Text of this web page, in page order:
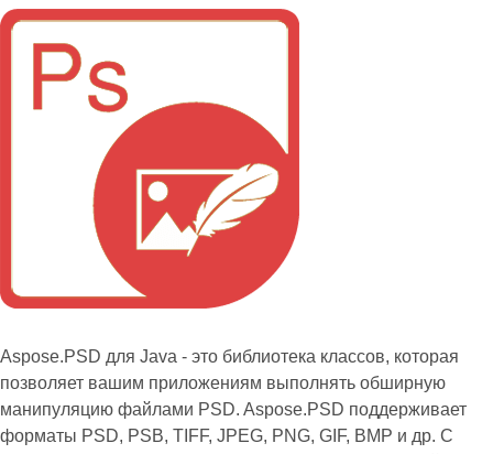
Aspose.PSD для Java - это библиотека классов, которая
позволяет вашим приложениям выполнять обширную
манипуляцию файлами PSD. Aspose.PSD поддерживает
форматы PSD, PSB, TIFF, JPEG, PNG, GIF, BMP и др. С